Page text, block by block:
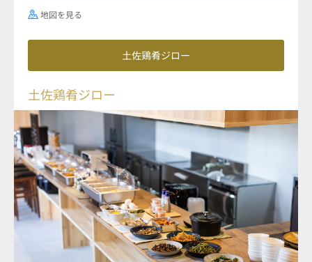
地図を見る
土佐鶏肴ジロー
土佐鶏肴ジロー